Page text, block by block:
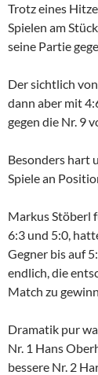
Trotz eines
Spielen am
seine Partie
Der sichtlich
dann aber mit
gegen die Nr. 9
Besonders hart
Spiele an
Markus Stöberl
6:3 und 5:0,
Gegner bis auf
endlich, die
Match zu
Dramatik pur
Nr. 1 Hans
bessere Nr. 2